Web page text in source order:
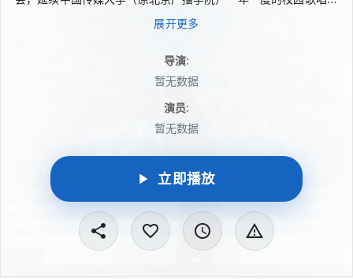
统。本届以校园舞台为中心，聚焦歌手大赛本身与青年学子的音乐
表达，呈现校园赛事中的青春气息、舞台氛围和文化特色。对于关
质的晚会内容。
展开更多
导演:
暂无数据
演员:
暂无数据
立即播放